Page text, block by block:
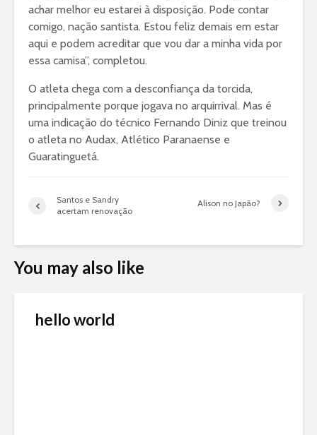
achar melhor eu estarei à disposição. Pode contar
comigo, nação santista. Estou feliz demais em estar
aqui e podem acreditar que vou dar a minha vida por
essa camisa”, completou.
O atleta chega com a desconfiança da torcida,
principalmente porque jogava no arquirrival. Mas é
uma indicação do técnico Fernando Diniz que treinou
o atleta no Audax, Atlético Paranaense e
Guaratinguetá.
Santos e Sandry
acertam renovação
Alison no Japão?
You may also like
hello world